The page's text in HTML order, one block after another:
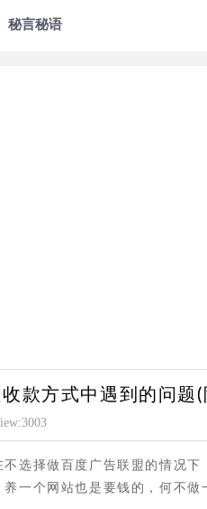
秘言秘语
款方式中遇到的问题
选择做百度广告联盟的情况
一个网站也是要钱的，何不做